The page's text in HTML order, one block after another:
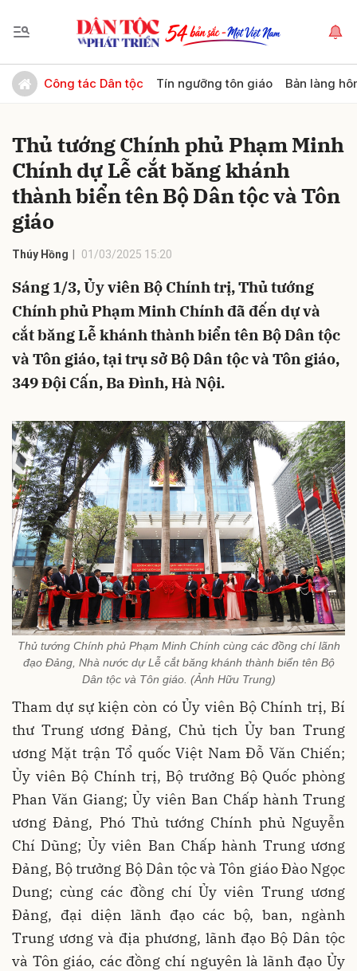
Công tác Dân tộc Tín ngưỡng tôn giáo Bản làng
Thủ tướng Chính phủ Phạm Minh
Chính dự Lễ cắt băng khánh
thành biển tên Bộ Dân tộc và Tôn
giáo
Thúy Hồng 01/03/2025 15:20
Sáng 1/3, Ủy viên Bộ Chính trị, Thủ tướng
Chính phủ Phạm Minh Chính đã đến dự và
cắt băng Lễ khánh thành biển tên Bộ Dân tộc
và Tôn giáo, tại trụ sở Bộ Dân tộc và Tôn giáo,
349 Đội Cấn, Ba Đình, Hà Nội.
Thủ tướng Chính phủ Phạm Minh Chính cùng các đồng chí lãnh
đạo Đảng, Nhà nước dự Lễ cắt băng khánh thành biển tên Bộ
Dân tộc và Tôn giáo. (Ảnh Hữu Trung)
Tham dự sự kiện còn có Ủy viên Bộ Chính trị, Bí
thư Trung ương Đảng, Chủ tịch Ủy ban Trung
ương Mặt trận Tổ quốc Việt Nam Đỗ Văn Chiến;
Ủy viên Bộ Chính trị, Bộ trưởng Bộ Quốc phòng
Phan Văn Giang; Ủy viên Ban Chấp hành Trung
ương Đảng, Phó Thủ tướng Chính phủ Nguyễn
Chí Dũng; Ủy viên Ban Chấp hành Trung ương
Đảng, Bộ trưởng Bộ Dân tộc và Tôn giáo Đào Ngọc
Dung; cùng các đồng chí Ủy viên Trung ương
Đảng, đại diện lãnh đạo các bộ, ban, ngành
Trung ương và địa phương, lãnh đạo Bộ Dân tộc
và Tôn giáo, các đồng chí nguyên là lãnh đạo Ủy
Gửi bình luận